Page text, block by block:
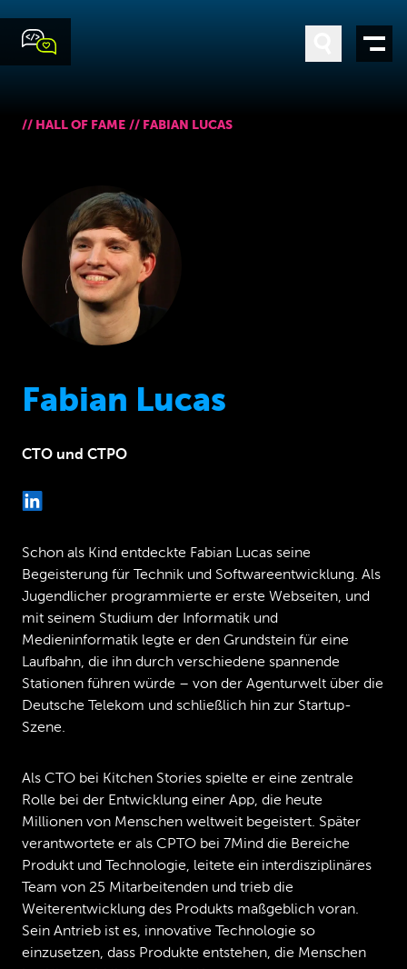
// HALL OF FAME // FABIAN LUCAS
Fabian Lucas
CTO und CTPO
Schon als Kind entdeckte Fabian Lucas seine
Begeisterung für Technik und Softwareentwicklung. Als
Jugendlicher programmierte er erste Webseiten, und
mit seinem Studium der Informatik und
Medieninformatik legte er den Grundstein für eine
Laufbahn, die ihn durch verschiedene spannende
Stationen führen würde – von der Agenturwelt über die
Deutsche Telekom und schließlich hin zur Startup-
Szene.
Als CTO bei Kitchen Stories spielte er eine zentrale
Rolle bei der Entwicklung einer App, die heute
Millionen von Menschen weltweit begeistert. Später
verantwortete er als CPTO bei 7Mind die Bereiche
Produkt und Technologie, leitete ein interdisziplinäres
Team von 25 Mitarbeitenden und trieb die
Weiterentwicklung des Produkts maßgeblich voran.
Sein Antrieb ist es, innovative Technologie so
einzusetzen, dass Produkte entstehen, die Menschen